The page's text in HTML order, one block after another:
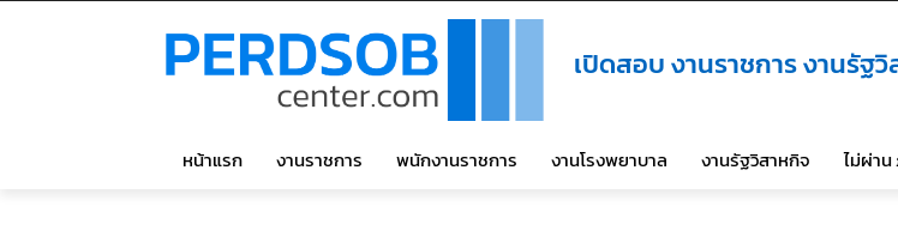
เปิดสอบ งานราชการ งานรั
หน้าแรก งานราชการ พนักงานราชการ งานโรงพยาบาล งานรัฐวิสาหกิจ ไม่ผ่าน